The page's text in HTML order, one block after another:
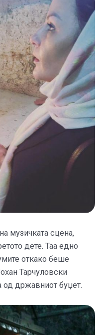
музичката сцена,
дете. Таа едно
откако беше
Тарчуловски
државниот буџет.